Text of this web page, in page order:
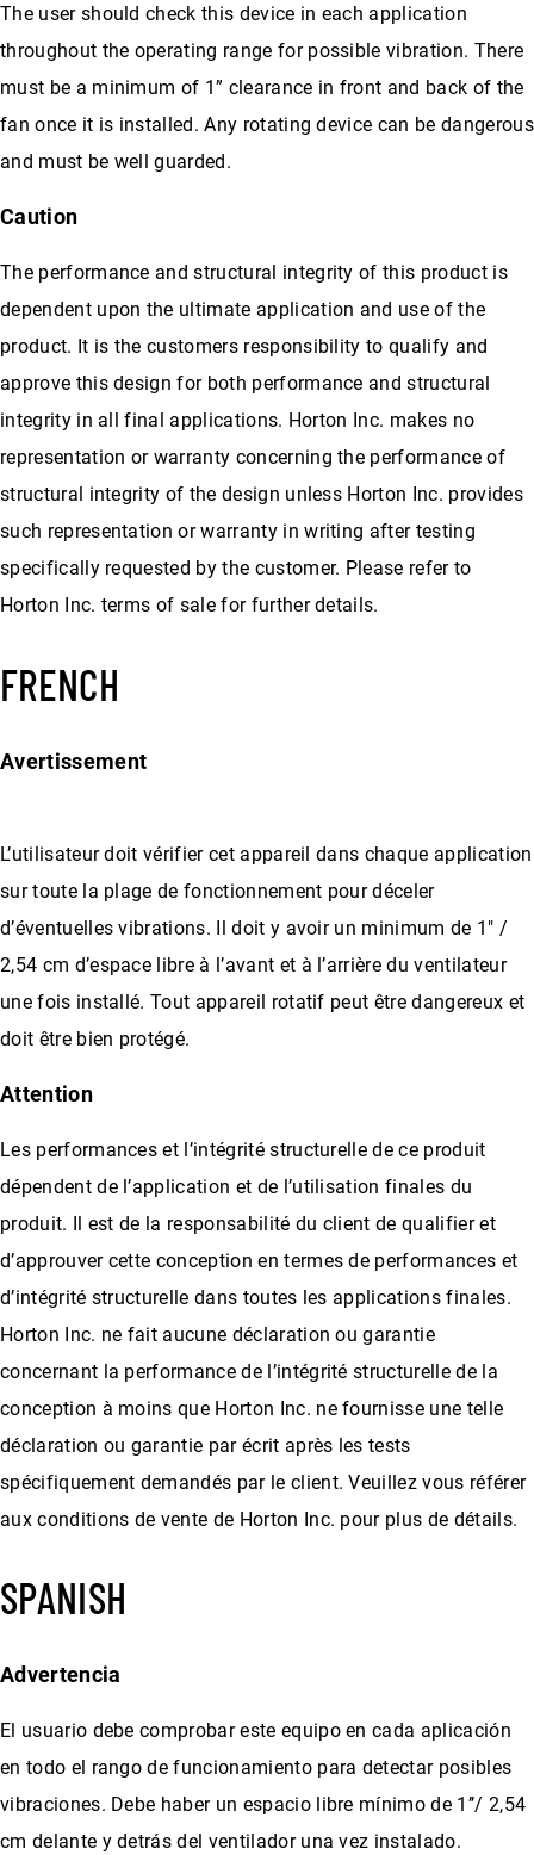
The user should check this device in each application
throughout the operating range for possible vibration. There
must be a minimum of 1” clearance in front and back of the
fan once it is installed. Any rotating device can be dangerous
and must be well guarded.
Caution
The performance and structural integrity of this product is
dependent upon the ultimate application and use of the
product. It is the customers responsibility to qualify and
approve this design for both performance and structural
integrity in all final applications. Horton Inc. makes no
representation or warranty concerning the performance of
structural integrity of the design unless Horton Inc. provides
such representation or warranty in writing after testing
specifically requested by the customer. Please refer to
Horton Inc. terms of sale for further details.
FRENCH
Avertissement
L’utilisateur doit vérifier cet appareil dans chaque application
sur toute la plage de fonctionnement pour déceler
d’éventuelles vibrations. Il doit y avoir un minimum de 1″ /
2,54 cm d’espace libre à l’avant et à l’arrière du ventilateur
une fois installé. Tout appareil rotatif peut être dangereux et
doit être bien protégé.
Attention
Les performances et l’intégrité structurelle de ce produit
dépendent de l’application et de l’utilisation finales du
produit. Il est de la responsabilité du client de qualifier et
d’approuver cette conception en termes de performances et
d’intégrité structurelle dans toutes les applications finales.
Horton Inc. ne fait aucune déclaration ou garantie
concernant la performance de l’intégrité structurelle de la
conception à moins que Horton Inc. ne fournisse une telle
déclaration ou garantie par écrit après les tests
spécifiquement demandés par le client. Veuillez vous référer
aux conditions de vente de Horton Inc. pour plus de détails.
SPANISH
Advertencia
El usuario debe comprobar este equipo en cada aplicación
en todo el rango de funcionamiento para detectar posibles
vibraciones. Debe haber un espacio libre mínimo de 1’’/ 2,54
cm delante y detrás del ventilador una vez instalado.